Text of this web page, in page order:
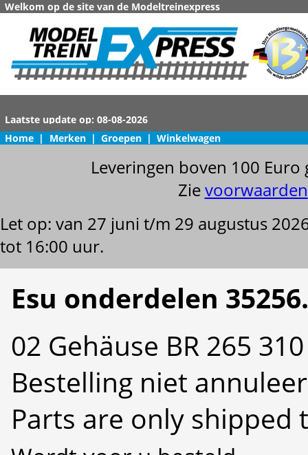
Welkom op de site van de Modeltreinexpress
Home | Merken | Groepen | Winkelwagen
Leveringen boven 100
Zievoorwaarden
Let op: van 27 juni t/m 29 augustus
tot 16:00 uur.
Esu onderdelen
02 Gehäuse BR 265
Bestelling niet
Parts are only shipped